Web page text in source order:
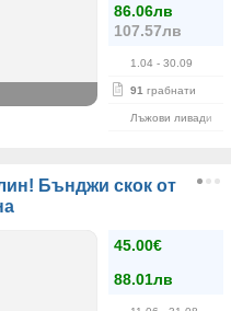
86.06лв
107.57лв
1.04 - 30.09
91 грабнати
Лъжови ливади
Бънджи скок от
45.00€
88.01лв